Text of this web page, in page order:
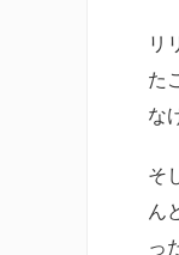
リ
た
な
そ
ん
っ